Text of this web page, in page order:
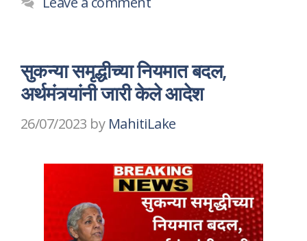
सुकन्या समृद्धीच्या नियमात बदल,
अर्थमंत्र्यांनी जारी केले आदेश
26/07/2023 by MahitiLake